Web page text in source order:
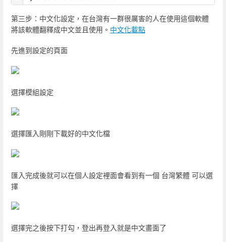
第三步：中文化設定，在台灣有一群很厲害的人在使用這個軟體
將該軟體翻釋成中文並且使用。 中文化載點
先進到設定的頁面
選擇模組設定
選擇匯入剛剛下載好的中文化檔
匯入完成後就可以在個人設定裡面會看到有一個 台灣繁體 可以選
擇
選擇完之後按下打勾，登出再登入就是中文畫面了